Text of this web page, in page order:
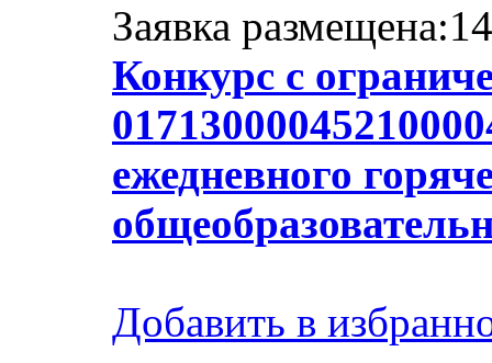
Заявка
Конкурс с
ежедневного
Добавить в